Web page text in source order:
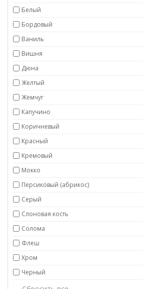
Белый
Бордовый
Ваниль
Вишня
Дюна
Желтый
Жемчуг
Капучино
Коричневый
Красный
Кремовый
Мокко
Персиковый (абрикос)
Серый
Слоновая кость
Солома
Флеш
Хром
Черный